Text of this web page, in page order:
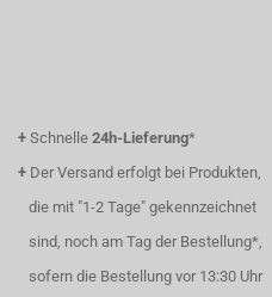
+ Schnelle 24h-Lieferung*
+ Der Versand erfolgt bei Produkten,
die mit "1-2 Tage" gekennzeichnet
sind, noch am Tag der Bestellung*,
sofern die Bestellung vor 13:30 Uhr